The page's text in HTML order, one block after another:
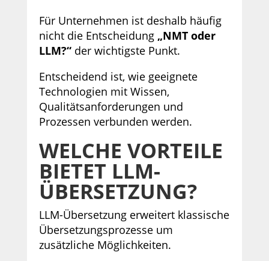
Für Unternehmen ist deshalb häufig
nicht die Entscheidung „NMT oder
LLM?“der wichtigste Punkt.
Entscheidend ist, wie geeignete
Technologien mit Wissen,
Qualitätsanforderungen und
Prozessen verbunden werden.
WELCHE VORTEILE
BIETET LLM-
ÜBERSETZUNG?
LLM-Übersetzung erweitert klassische
Übersetzungsprozesse um
zusätzliche Möglichkeiten.